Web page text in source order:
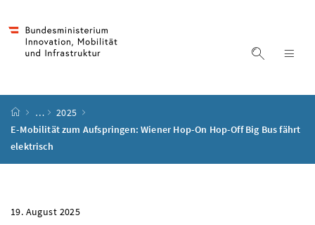
Suche
Startseite
…
2025
E-Mobilität zum Aufspringen: Wiener Hop-On Hop-Off Big Bus fährt
elektrisch
19. August 2025